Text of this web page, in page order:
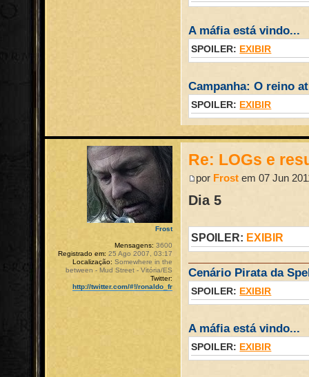
A máfia está vindo...
SPOILER: EXIBIR
Campanha: O reino
SPOILER: EXIBIR
Re: LOGs e
por Frost em 07 Jun
Dia 5
SPOILER: EXIBIR
Cenário Pirata da
SPOILER: EXIBIR
A máfia está vindo...
SPOILER: EXIBIR
Frost
Mensagens: 3600
Registrado em: 25 Ago 2007, 03:17
Localização: Somewhere in the
between - Mud Street - Vitória/ES
Twitter:
http://twitter.com/#!/ronaldo_fr